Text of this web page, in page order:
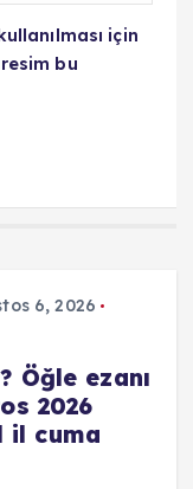
için
bu
6, 2026
Öğle ezanı
2026
il cuma